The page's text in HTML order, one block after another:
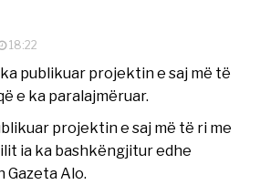
18:22
publikuar projektin e saj më të
e ka paralajmëruar.
projektin e saj më të ri me
ia ka bashkëngjitur edhe
Gazeta Alo.